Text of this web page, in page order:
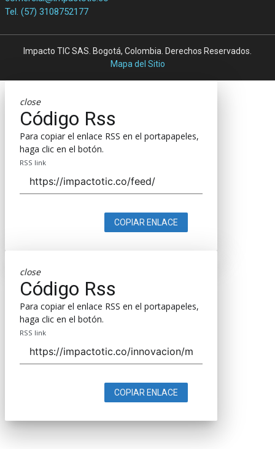
Tel. (57) 3108752177
Impacto TIC SAS. Bogotá, Colombia. Derechos Reservados.
Mapa del Sitio
close
Código Rss
Para copiar el enlace RSS en el portapapeles,
haga clic en el botón.
RSS link
COPIAR ENLACE
close
Código Rss
Para copiar el enlace RSS en el portapapeles,
haga clic en el botón.
RSS link
COPIAR ENLACE